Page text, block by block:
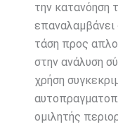
την κατανόηση
επαναλαμβάνει
τάση προς
στην ανάλυση
χρήση
ομιλητής